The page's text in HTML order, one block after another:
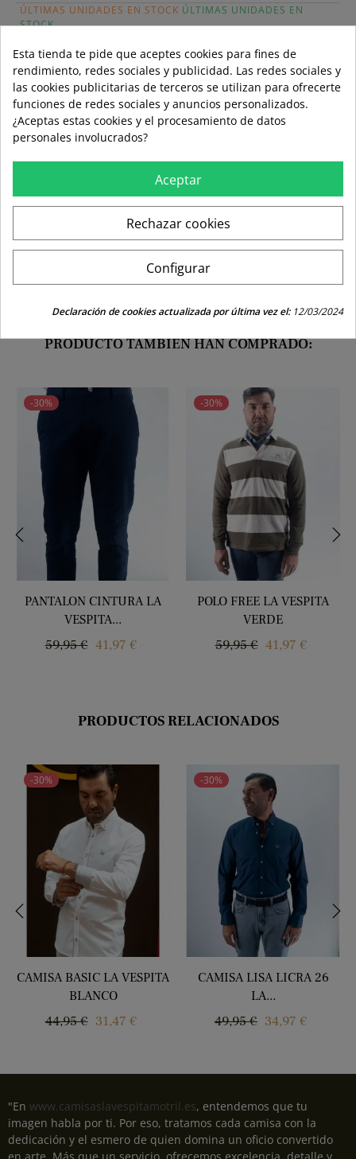
ÚLTIMAS UNIDADES EN STOCK ÚLTIMAS UNIDADES EN
STOCK
Formas de pago aceptadas
local_shippingmar 11 ago – jue 13 ago
Envío estándar
swap_horizDevoluciones gratuitas a partir de 49,95
Derecho de devolución de 15 días
PRODUCTO TAMBIÉN HAN COMPRADO:
-30%
PANTALON CINTURA LA
VESPITA...
Precio
59,95 € Precio
41,97 €
-30%
POLO FREE LA VESPITA
VERDE
Precio
59,95 € Precio
41,97 €
PRODUCTOS RELACIONADOS
-30%
CAMISA BASIC LA VESPITA
BLANCO
Precio
44,95 € Precio
31,47 €
-30%
CAMISA LISA LICRA 26
LA...
Precio
49,95 € Precio
34,97 €
"En www.camisaslavespitamotril.es, entendemos que tu
imagen habla por ti. Por eso, tratamos cada camisa con la
dedicación y el esmero de quien domina un oficio convertido
Esta tienda te pide que aceptes cookies para fines de
rendimiento, redes sociales y publicidad. Las redes sociales y
las cookies publicitarias de terceros se utilizan para ofrecerte
funciones de redes sociales y anuncios personalizados.
¿Aceptas estas cookies y el procesamiento de datos
personales involucrados?
Aceptar
Rechazar cookies
Configurar
Declaración de cookies actualizada por última vez el:12/03/2024